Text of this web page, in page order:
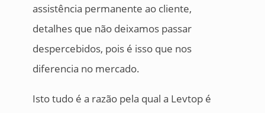
assistência permanente ao cliente,
detalhes que não deixamos passar
despercebidos, pois é isso que nos
diferencia no mercado.
Isto tudo é a razão pela qual a Levtop é